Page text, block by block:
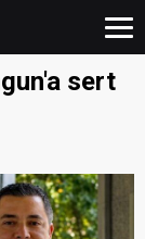
sert